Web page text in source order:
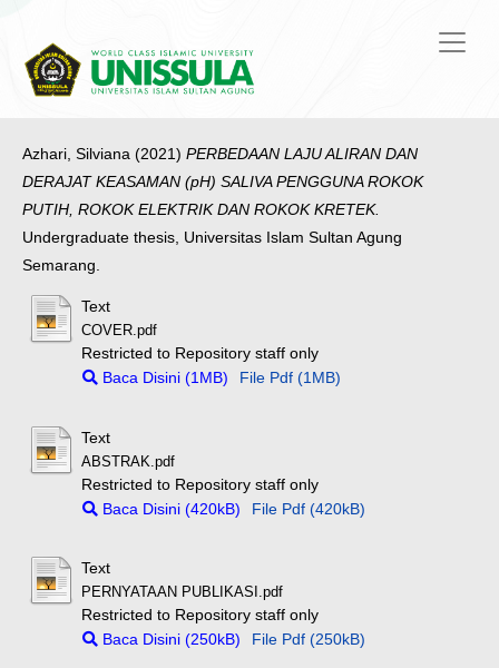
Azhari, Silviana (2021) PERBEDAAN LAJU ALIRAN DAN
DERAJAT KEASAMAN (pH) SALIVA PENGGUNA ROKOK
PUTIH, ROKOK ELEKTRIK DAN ROKOK KRETEK.
Undergraduate thesis, Universitas Islam Sultan Agung
Semarang.
Text
COVER.pdf
Restricted to Repository staff only
Baca Disini (1MB)
File Pdf (1MB)
Text
ABSTRAK.pdf
Restricted to Repository staff only
Baca Disini (420kB)
File Pdf (420kB)
Text
PERNYATAAN PUBLIKASI.pdf
Restricted to Repository staff only
Baca Disini (250kB)
File Pdf (250kB)